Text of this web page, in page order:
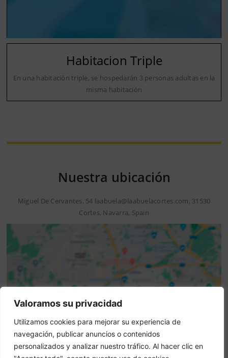
Valoramos su privacidad
Utilizamos cookies para mejorar su experiencia de
navegación, publicar anuncios o contenidos
personalizados y analizar nuestro tráfico. Al hacer clic en
Habitacion Triple
En una habitación triple, se hospedarán 3 personas adultas en la
misma habitación
Nuestra ubicación
Miguel De Cervantes. 54 laabuela@laabuelacortes.com, 31530
Cortes, Navarra, Spain
Aviso: Esta no es una web oficial. Esta web contiene
información del hotel y ofrece el servicio de Booking
online.